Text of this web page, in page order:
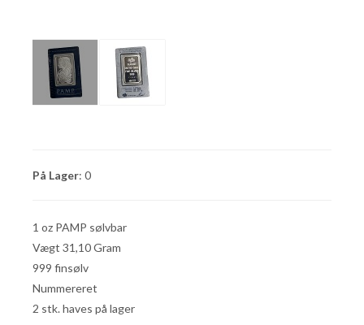
På Lager: 0
1 oz PAMP sølvbar
Vægt 31,10 Gram
999 finsølv
Nummereret
2 stk. haves på lager